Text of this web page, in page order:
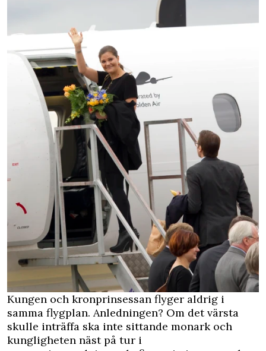
Kungen och kronprinsessan flyger aldrig i
samma flygplan. Anledningen? Om det värsta
skulle inträffa ska inte sittande monark och
kungligheten näst på tur i